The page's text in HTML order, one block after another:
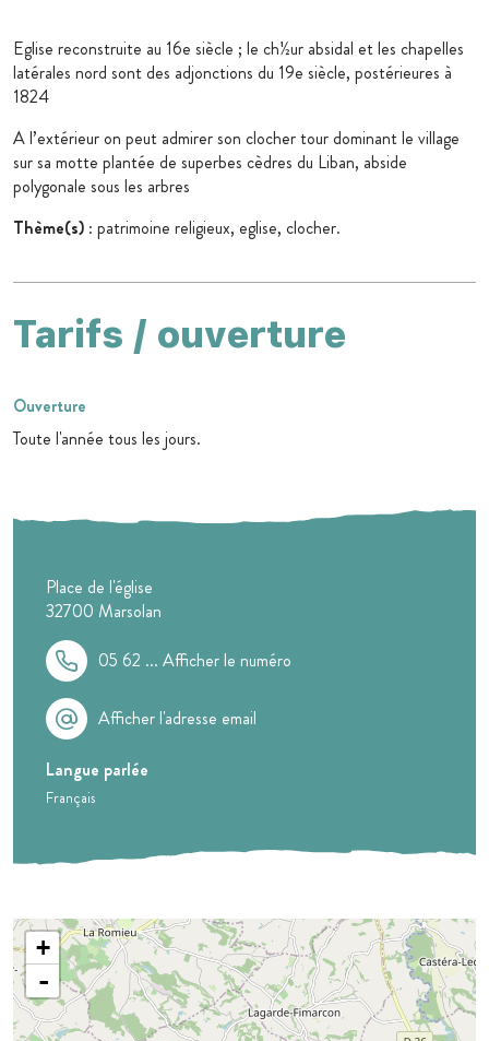
Eglise reconstruite au 16e siècle ; le ch½ur absidal et les chapelles
latérales nord sont des adjonctions du 19e siècle, postérieures à
1824
A l’extérieur on peut admirer son clocher tour dominant le village
sur sa motte plantée de superbes cèdres du Liban, abside
polygonale sous les arbres
Thème(s) : patrimoine religieux, eglise, clocher.
Tarifs / ouverture
Ouverture
Toute l'année tous les jours.
Place de l'église
32700 Marsolan
05 62 ... Afficher le numéro
Afficher l'adresse email
Langue parlée
Français
+
-